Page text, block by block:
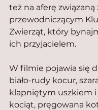
też na aferę związaną
przewodniczącym
Zwierząt, który
ich przyjacielem.
W filmie pojawia się
biało-rudy kocur,
klapniętym uszkiem i
kociąt, pręgowana